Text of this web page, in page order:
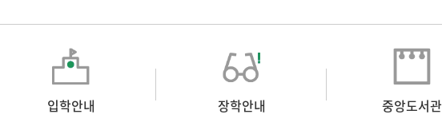
입학안내 장학안내 중앙도서관